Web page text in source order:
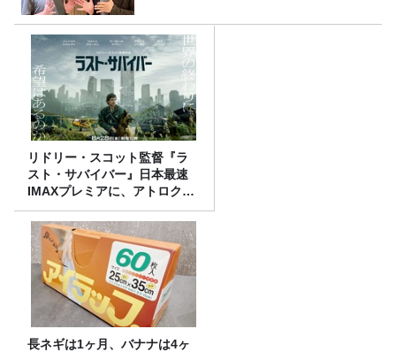
リドリー・スコット監督『ラ
スト・サバイバー』日本最速
IMAXプレミアに、アトロクリ
スナー60名をご招待！
長ネギは1ヶ月、バナナは4ヶ